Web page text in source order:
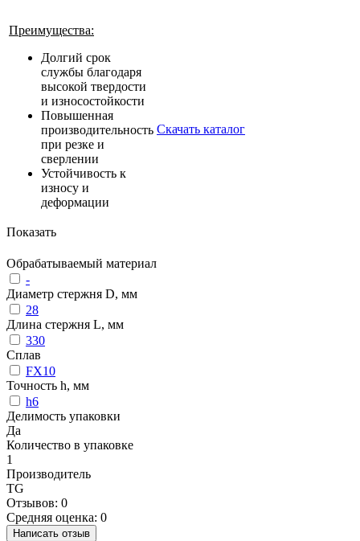
Преимущества:
Долгий срок
службы благодаря
высокой твердости
и износостойкости
Повышенная
производительность
при резке и
сверлении
Устойчивость к
износу и
деформации
Скачать каталог
Показать
Обрабатываемый материал
-
Диаметр стержня D, мм
28
Длина стержня L, мм
330
Сплав
FX10
Точность h, мм
h6
Делимость упаковки
Да
Количество в упаковке
1
Производитель
TG
Отзывов: 0
Средняя оценка: 0
Написать отзыв